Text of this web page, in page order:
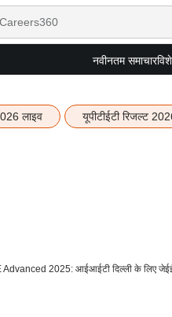
नवीनतम समाचार
लाइव यूपीटीईटी रिजल्ट
Advanced 2025: आईआईटी दिल्ली के लिए जेईई